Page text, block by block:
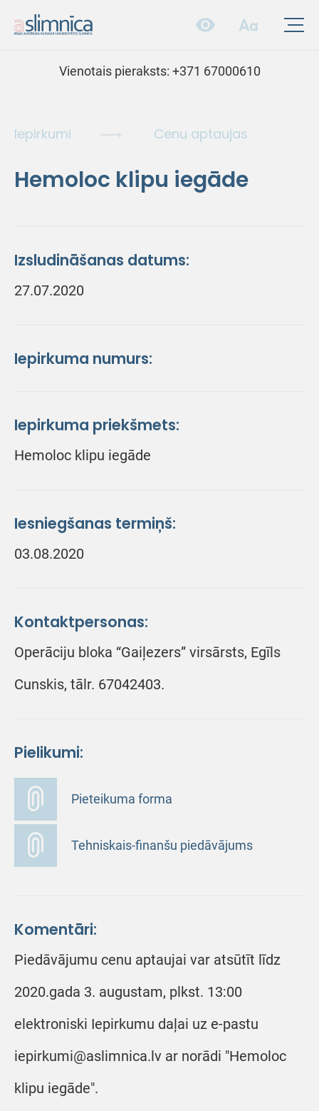
Vienotais pieraksts: +371 67000610
Iepirkumi Cenu aptaujas
Hemoloc klipu iegāde
Izsludināšanas datums:
27.07.2020
Iepirkuma numurs:
Iepirkuma priekšmets:
Hemoloc klipu iegāde
Iesniegšanas termiņš:
03.08.2020
Kontaktpersonas:
Operāciju bloka “Gaiļezers” virsārsts, Egīls
Cunskis, tālr. 67042403.
Pielikumi:
Pieteikuma forma
Tehniskais-finanšu piedāvājums
Komentāri:
Piedāvājumu cenu aptaujai var atsūtīt līdz
2020.gada 3. augustam, plkst. 13:00
elektroniski Iepirkumu daļai uz e-pastu
iepirkumi@aslimnica.lv ar norādi "Hemoloc
klipu iegāde".